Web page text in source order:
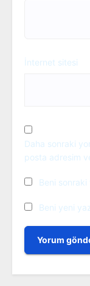
İnternet sitesi
Daha sonraki
posta adresim
Beni
Beni yeni